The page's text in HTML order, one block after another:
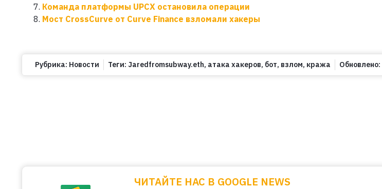
Команда платформы UPCX остановила операции
Мост CrossCurve от Curve Finance взломали хакеры
Рубрика: Новости Теги: Jaredfromsubway.eth, атака хакеров, бот, взлом, кража Обновлено:
ЧИТАЙТЕ НАС В GOOGLE NEWS